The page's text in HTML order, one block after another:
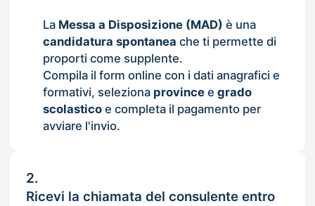
La Messa a Disposizione (MAD) è una
candidatura spontanea che ti permette di
proporti come supplente.
Compila il form online con i dati anagrafici e
formativi, seleziona provincee grado
scolasticoe completa il pagamento per
avviare l'invio.
2.
Ricevi la chiamata del consulente entro